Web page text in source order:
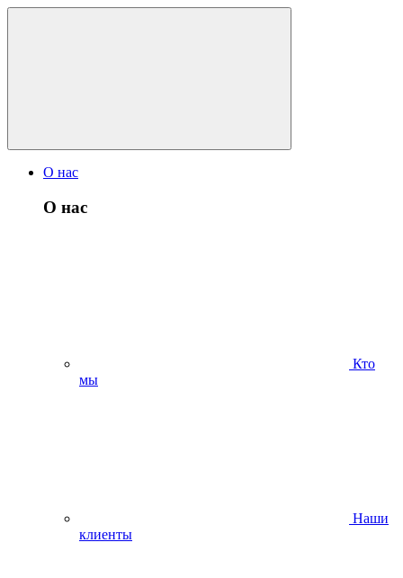
О нас
О нас
Кто
мы
Наши
клиенты